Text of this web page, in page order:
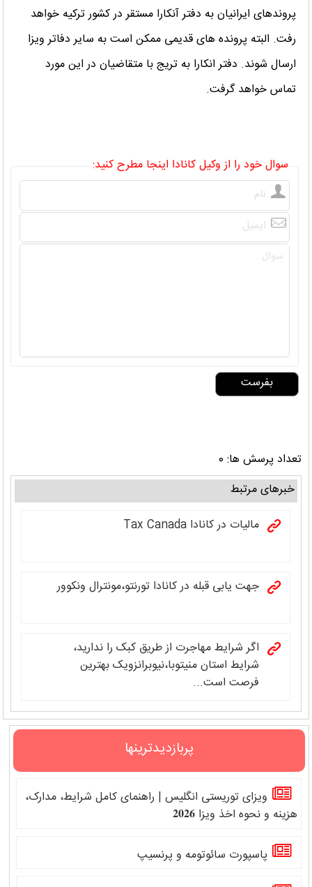
پروندهای ایرانیان به دفتر آنکارا مستقر در کشور ترکیه خواهد
رفت. البته پرونده های قدیمی ممکن است به سایر دفاتر ویزا
ارسال شوند. دفتر انکارا به تریج با متقاضیان در این مورد
تماس خواهد گرفت.
سوال خود را از وکیل کانادا اینجا مطرح کنید:
تعداد پرسش ها: 0
خبرهای مرتبط
مالیات در کانادا Tax Canada
جهت یابی قبله در کانادا تورنتو،مونترال ونکوور
اگر شرایط مهاجرت از طریق کبک را ندارید،
شرایط استان منیتوبا،نیوبرانزویک بهترین
فرصت است...
پربازدیدترینها
ویزای توریستی انگلیس | راهنمای کامل شرایط، مدارک،
هزینه و نحوه اخذ ویزا 𝟐𝟎𝟐𝟔
پاسپورت سائوتومه و پرنسیپ